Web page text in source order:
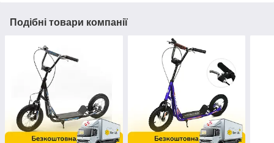
Подібні товари компанії